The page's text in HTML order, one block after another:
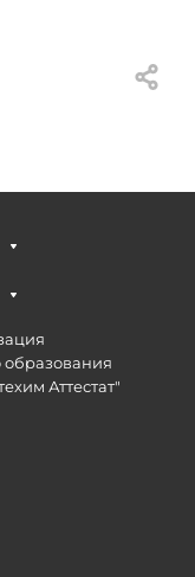
образования
Аттестат"